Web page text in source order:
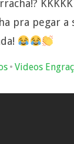
KKKKK
pra pegar a
• Videos